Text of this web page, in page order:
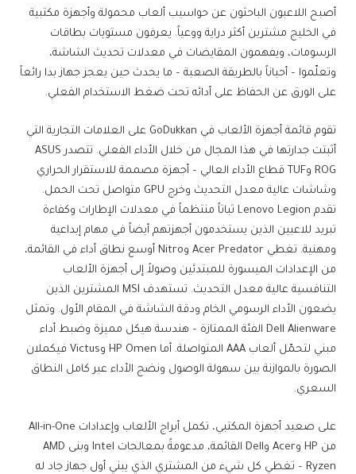
أصبح اللاعبون الباحثون عن حواسيب ألعاب محمولة وأجهزة مكتبية
في الخليج مشترين أكثر دراية ووعياً. يعرفون مستويات بطاقات
الرسومات، ويفهمون المقايضات في معدلات تحديث الشاشة،
وتعلّموا – أحياناً بالطريقة الصعبة – ما يحدث حين يعجز جهاز بدا رائعاً
على الورق عن الحفاظ على أدائه تحت ضغط الاستخدام الفعلي.
تقوم قائمة أجهزة الألعاب في GoDukkan على العلامات التجارية التي
أثبتت جدارتها في هذا المجال من خلال الأداء الفعلي. تتصدر ASUS
ROG وTUF قطاع الأداء العالي – أجهزة مصممة للاستقرار الحراري
وشاشات عالية معدل التحديث وخرج GPU متواصل تحت الحمل.
تقدم Lenovo Legion ثباتاً منتظماً في معدلات الإطارات وكفاءة
تبريد للاعبين الذين يستخدمون أجهزتهم أيضاً في مهام إبداعية
ومهنية. تغطي Acer Predator وNitro أوسع نطاق أداء في القائمة،
من الإعدادات الميسورة للمبتدئين وصولاً إلى أجهزة الألعاب
التنافسية عالية معدل التحديث. تستهدف MSI المشترين الذين
يضعون الأداء الرسومي الخام ودقة الشاشة في المقام الأول. وتمثل
Dell Alienware الفئة الممتازة – هندسة هيكل مميزة وضبط أداء
مبني لتحمّل ألعاب AAA المتواصلة. أما HP Omen وVictus فيكملان
الصورة بالموازنة بين سهولة الوصول ونضج الأداء عبر كامل النطاق
السعري.
على صعيد أجهزة المكتبي، تكمل أبراج الألعاب وإعدادات All-in-One
من HP وAcer وDell القائمة، مدعومةً بمعالجات Intel وبنى AMD
Ryzen – تغطي كل شيء من المشتري الذي يبني أول جهاز جاد له